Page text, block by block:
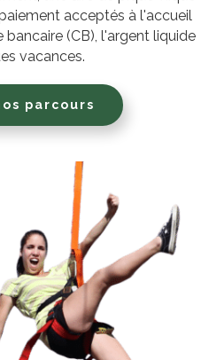
acceptés à l'accueil
(CB), l'argent liquide
vacances.
parcours